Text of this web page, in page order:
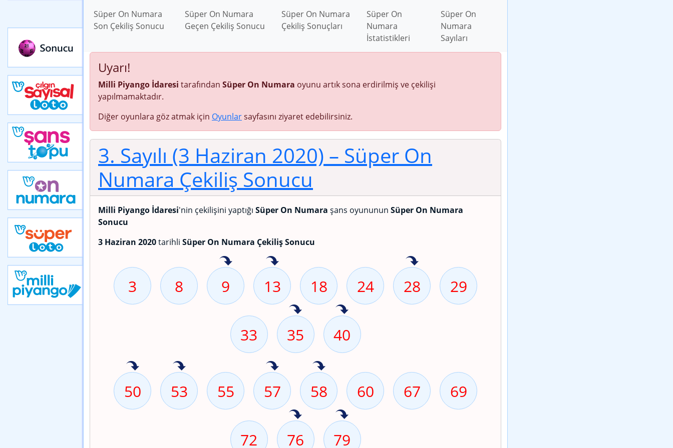
Süper On Numara
Son Çekiliş Sonucu
Süper On Numara
Geçen Çekiliş Sonucu
Süper On Numara
Çekiliş Sonuçları
Süper On
Numara
İstatistikleri
Süper On
Numara
Sayıları
Uyarı!
Milli Piyango İdaresi tarafından Süper On Numara oyunu artık sona erdirilmiş ve çekilişi
yapılmamaktadır.
Diğer oyunlara göz atmak için Oyunlarsayfasını ziyaret edebilirsiniz.
3. Sayılı (3 Haziran 2020) – Süper On
Numara Çekiliş Sonucu
Milli Piyango İdaresi'nin çekilişini yaptığı Süper On Numara şans oyununun Süper On Numara
Sonucu
3 Haziran 2020tarihli Süper On Numara Çekiliş Sonucu
3 8 9 13 18 24 28 29
33 35 40
50 53 55 57 58 60 67 69
72 76 79